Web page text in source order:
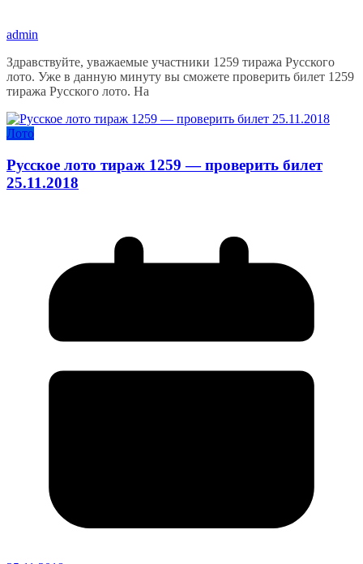
admin
Здравствуйте, уважаемые участники 1259 тиража Русского
лото. Уже в данную минуту вы сможете проверить билет 1259
тиража Русского лото. На
Лото
Русское лото тираж 1259 — проверить билет
25.11.2018